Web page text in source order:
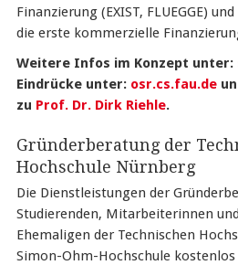
Finanzierung (EXIST, FLUEGGE)
die erste kommerzielle
Weitere Infos im Konzept unter:
Eindrücke unter: osr.cs.fau.de
zu Prof. Dr. Dirk Riehle.
Gründerberatung der
Hochschule Nürnberg
Die Dienstleistungen der
Studierenden, Mitarbeiterinnen
Ehemaligen der Technischen
Simon-Ohm-Hochschule kostenlos